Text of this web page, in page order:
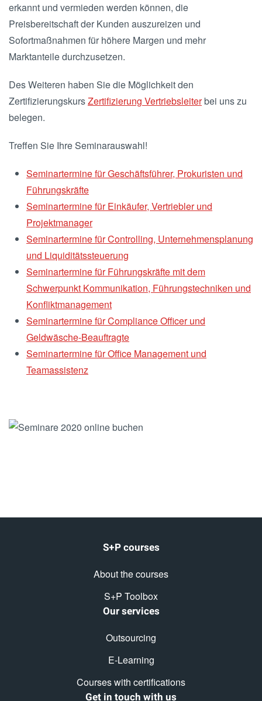
erkannt und vermieden werden können, die
Preisbereitschaft der Kunden auszureizen und
Sofortmaßnahmen für höhere Margen und mehr
Marktanteile durchzusetzen.
Des Weiteren haben Sie die Möglichkeit den
ZertifizierungskursZertifizierung Vertriebsleiterbei uns zu
belegen.
Treffen Sie Ihre Seminarauswahl!
Seminartermine für Geschäftsführer, Prokuristen und
Führungskräfte
Seminartermine für Einkäufer, Vertriebler und
Projektmanager
Seminartermine für Controlling, Unternehmensplanung
und Liquiditätssteuerung
Seminartermine für Führungskräfte mit dem
Schwerpunkt Kommunikation, Führungstechniken und
Konfliktmanagement
Seminartermine für Compliance Officer und
Geldwäsche-Beauftragte
Seminartermine für Office Management und
Teamassistenz
S+P courses
About the courses
S+P Toolbox
Our services
Outsourcing
E-Learning
Courses with certifications
Get in touch with us